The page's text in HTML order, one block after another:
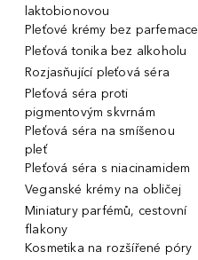
laktobionovou
Pleťové krémy bez parfemace
Pleťová tonika bez alkoholu
Rozjasňující pleťová séra
Pleťová séra proti
pigmentovým skvrnám
Pleťová séra na smíšenou
pleť
Pleťová séra s niacinamidem
Veganské krémy na obličej
Miniatury parfémů, cestovní
flakony
Kosmetika na rozšířené póry